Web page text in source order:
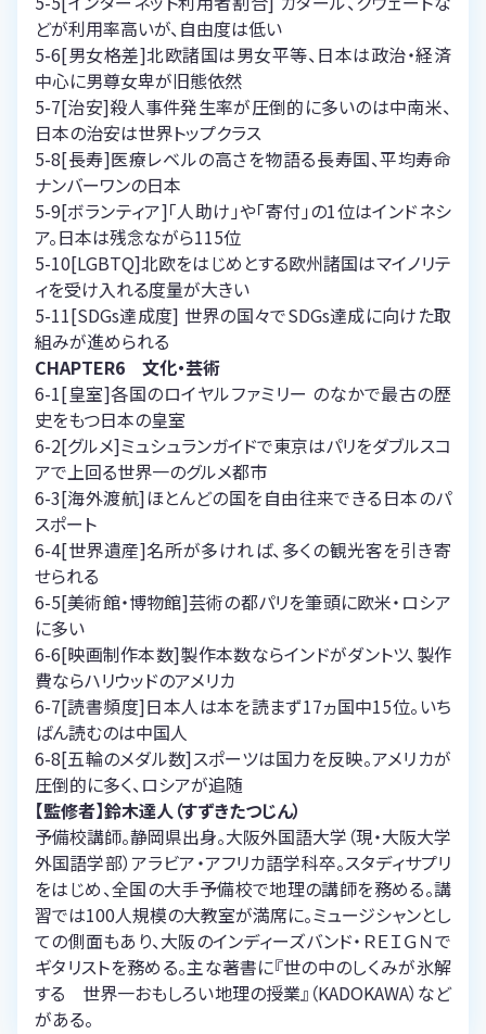
どが利用率高いが、自由度は低い
5-6[男女格差]北欧諸国は男女平等、日本は政治・経済
中心に男尊女卑が旧態依然
5-7[治安]殺人事件発生率が圧倒的に多いのは中南米、
日本の治安は世界トップクラス
5-8[長寿]医療レベルの高さを物語る長寿国、平均寿命
ナンバーワンの日本
5-9[ボランティア]「人助け」や「寄付」の1位はインドネシ
ア。日本は残念ながら115位
5-10[LGBTQ]北欧をはじめとする欧州諸国はマイノリテ
ィを受け入れる度量が大きい
5-11[SDGs達成度] 世界の国々でSDGs達成に向けた取
組みが進められる
CHAPTER6 文化・芸術
6-1[皇室]各国のロイヤルファミリー のなかで最古の歴
史をもつ日本の皇室
6-2[グルメ]ミュシュランガイドで東京はパリをダブルスコ
アで上回る世界一のグルメ都市
6-3[海外渡航]ほとんどの国を自由往来できる日本のパ
スポート
6-4[世界遺産]名所が多ければ、多くの観光客を引き寄
せられる
6-5[美術館・博物館]芸術の都パリを筆頭に欧米・ロシア
に多い
6-6[映画制作本数]製作本数ならインドがダントツ、製作
費ならハリウッドのアメリカ
6-7[読書頻度]日本人は本を読まず17ヵ国中15位。いち
ばん読むのは中国人
6-8[五輪のメダル数]スポーツは国力を反映。アメリカが
圧倒的に多く、ロシアが追随
【監修者】鈴木達人（すずきたつじん）
予備校講師。静岡県出身。大阪外国語大学（現・大阪大学
外国語学部）アラビア・アフリカ語学科卒。スタディサプリ
をはじめ、全国の大手予備校で地理の講師を務める。講
習では100人規模の大教室が満席に。ミュージシャンとし
ての側面もあり、大阪のインディーズバンド・ＲＥＩＧＮで
ギタリストを務める。主な著書に『世の中のしくみが氷解
する 世界一おもしろい地理の授業』（KADOKAWA）など
がある。